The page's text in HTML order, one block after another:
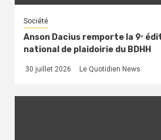
Société
Anson Dacius remporte la 9ᵉ
national de plaidoirie du BDHH
30 juillet 2026 Le Quotidien News